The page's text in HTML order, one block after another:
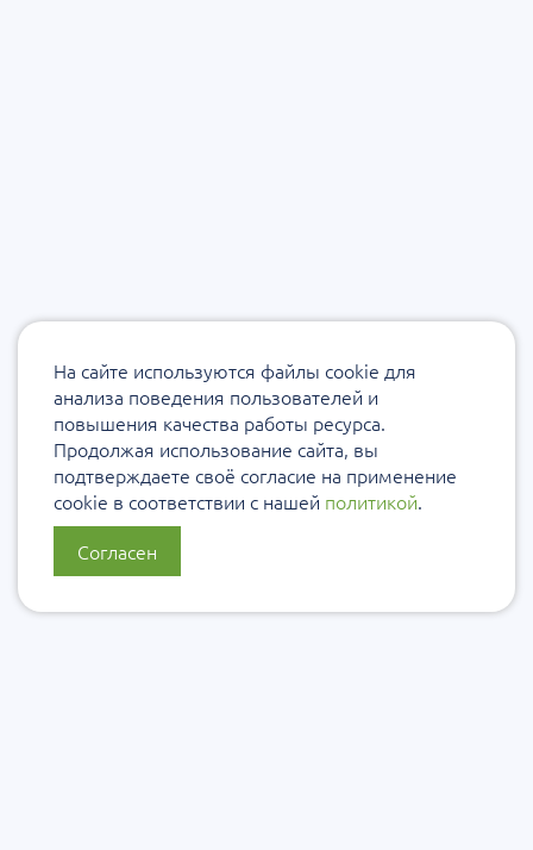
На сайте используются файлы cookie для
анализа поведения пользователей и
повышения качества работы ресурса.
Продолжая использование сайта, вы
подтверждаете своё согласие на применение
cookie в соответствии с нашей политикой.
Согласен